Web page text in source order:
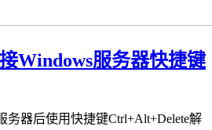
Windows服务器快捷键
务器后使用快捷键Ctrl+Alt+Delete解